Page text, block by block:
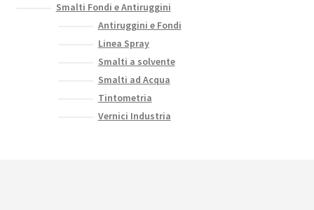
Smalti Fondi e Antiruggini
Antiruggini e Fondi
Linea Spray
Smalti a solvente
Smalti ad Acqua
Tintometria
Vernici Industria